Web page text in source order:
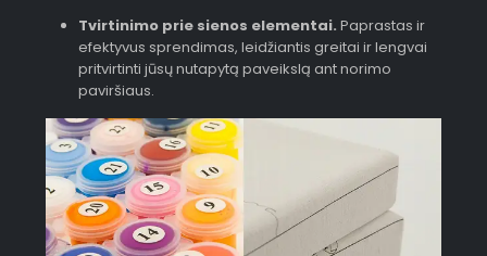
Tvirtinimo prie sienos elementai. Paprastas ir
efektyvus sprendimas, leidžiantis greitai ir lengvai
pritvirtinti jūsų nutapytą paveikslą ant norimo
paviršiaus.